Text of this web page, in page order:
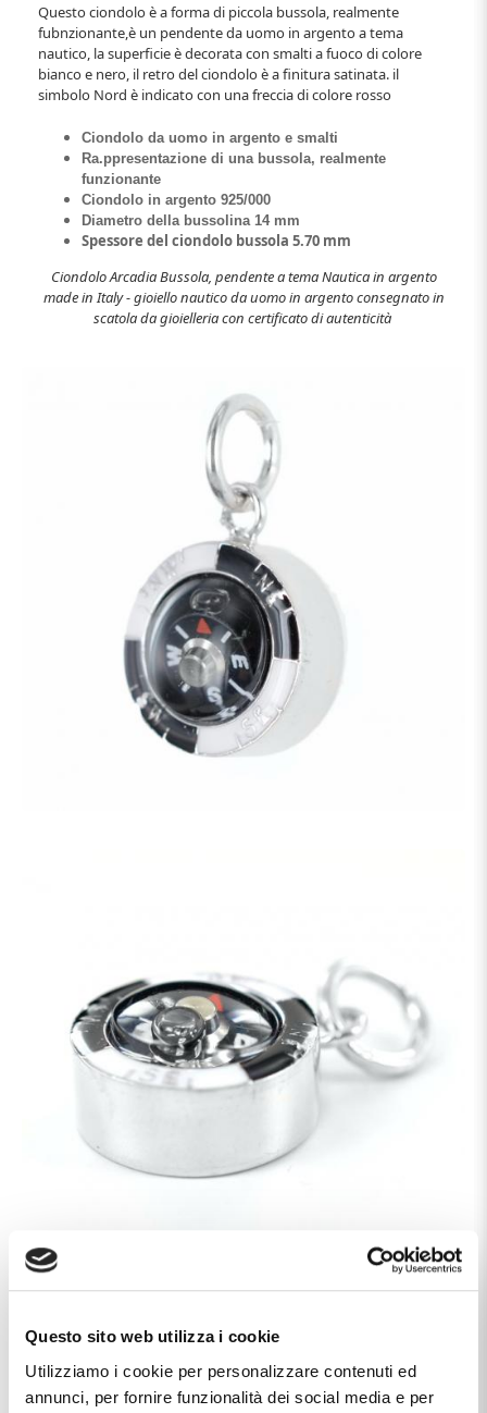
Questo sito web utilizza i cookie
Utilizziamo i cookie per personalizzare contenuti ed
annunci, per fornire funzionalità dei social media e per
Questo ciondolo è a forma di piccola bussola, realmente
fubnzionante,è un pendente da uomo in argento a tema
nautico, la superficie è decorata con smalti a fuoco di colore
bianco e nero, il retro del ciondolo è a finitura satinata. il
simbolo Nord è indicato con una freccia di colore rosso
Ciondolo da uomo in argento e smalti
Ra.ppresentazione di una bussola, realmente
funzionante
Ciondolo in argento 925/000
Diametro della bussolina 14 mm
Spessore del ciondolo bussola 5.70 mm
Ciondolo Arcadia Bussola, pendente a tema Nautica in argento
made in Italy - gioiello nautico da uomo in argento consegnato in
scatola da gioielleria con certificato di autenticità
TECHNICAL DETAILS
Marca Arcadia